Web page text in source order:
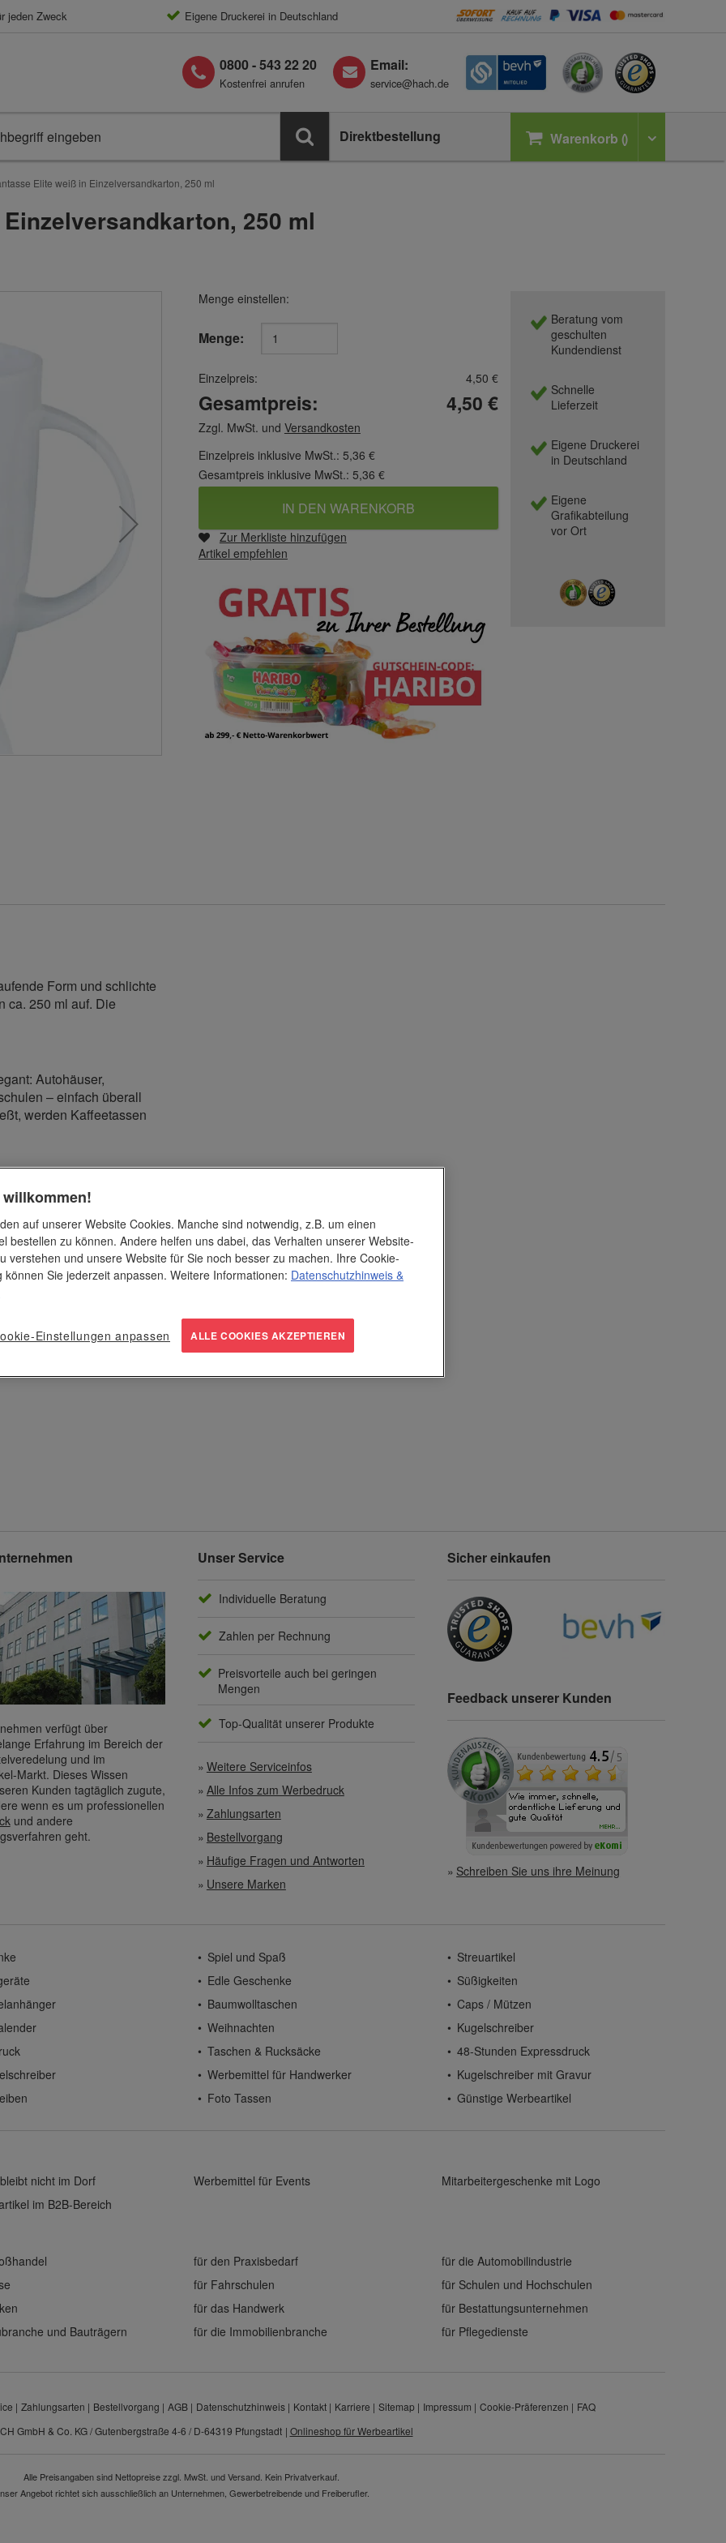
jeden Zweck Eigene Druckerei in Deutschland
0800 - 543 22 20
Kostenfrei anrufen
Email:
service@hach.de
Warenkorb
Direktbestellung
Elite weiß in Einzelversandkarton, 250 ml
250 ml
Menge einstellen:
Menge:
Einzelpreis: 4,50 €
Gesamtpreis: 4,50 €
Zzgl. MwSt. und Versandkosten
Einzelpreis inklusive MwSt.: 5,36 €
Gesamtpreis inklusive MwSt.: 5,36 €
IN DEN WARENKORB
Zur Merkliste hinzufügen
Artikel empfehlen
Beratung vom
geschulten
Kundendienst
Schnelle
Lieferzeit
Eigene Druckerei
in Deutschland
Eigene
Grafikabteilung
vor Ort
Form und schlichte
ca. 250 ml auf. Die
Autohäuser,
– einfach überall
werden Kaffeetassen
geliefert. Die
unter
verfügt über
Erfahrung im Bereich der
und im
Markt. Dieses Wissen
Kunden tagtäglich zugute,
wenn es um professionellen
und andere
geht.
Unser Service
Individuelle Beratung
Zahlen per Rechnung
Preisvorteile auch bei geringen
Mengen
Top-Qualität unserer Produkte
Weitere Serviceinfos
Alle Infos zum Werbedruck
Zahlungsarten
Bestellvorgang
Häufige Fragen und Antworten
Unsere Marken
Sicher einkaufen
Feedback unserer Kunden
Schreiben Sie uns ihre Meinung
Spiel und Spaß
Streuartikel
Edle Geschenke
Süßigkeiten
Baumwolltaschen
Caps / Mützen
Weihnachten
Kugelschreiber
Taschen & Rucksäcke
48-Stunden Expressdruck
Werbemittel für Handwerker
Kugelschreiber mit Gravur
Foto Tassen Günstige Werbeartikel
nicht im Dorf Werbemittel für Events
Mitarbeitergeschenke mit Logo
im B2B-Bereich
für den Praxisbedarf
für die Automobilindustrie
für Fahrschulen
für Schulen und Hochschulen
für das Handwerk
für Bestattungsunternehmen
und Bauträgern für die Immobilienbranche für Pflegedienste
Zahlungsarten Bestellvorgang AGB Datenschutzhinweis Kontakt Karriere Sitemap Impressum Cookie-Präferenzen
FAQ
GmbH & Co. KG / Gutenbergstraße 4-6 / D-64319 Pfungstadt | Onlineshop für Werbeartikel
Alle Preisangaben sind Nettopreise zzgl. MwSt. und Versand. Kein Privatverkauf.
Angebot richtet sich ausschließlich an Unternehmen, Gewerbetreibende und Freiberufler.
auf unserer Website Cookies. Manche sind notwendig, z.B. um einen
bestellen zu können. Andere helfen uns dabei, das Verhalten unserer Website-
verstehen und unsere Website für Sie noch besser zu machen. Ihre Cookie-
können Sie jederzeit anpassen. Weitere Informationen: Datenschutzhinweis &
Einstellungen anpassen ALLE COOKIES AKZEPTIEREN